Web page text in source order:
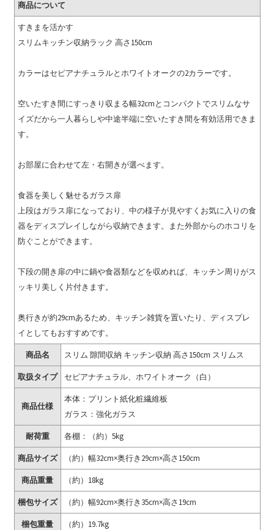
商品について
すきまを活かす
スリムキッチン収納ラック 高さ150cm
カラーはセピアナチュラルとホワイトオークの2カラーです。
空いたすき間にすっきり収まる幅32cmとコンパクトでスリムなサ
イズだから一人暮らしや中途半端に空いたすき間を有効活用できま
す。
お部屋に合わせて左・右開きが選べます。
食器を美しく魅せるガラス扉
上段はガラス扉になっており、中の様子が見やすくお気に入りの食
器をディスプレイしながら収納できます。また外部からのホコリを
防ぐことができます。
下段の開き扉の中に鍋や食器類などを収めれば、キッチン周りがス
ッキリ美しく片付きます。
奥行きが約29cmあるため、キッチン雑貨を置いたり、ディスプレ
イとしてもおすすめです。
商品名 スリム 隙間収納 キッチン収納 高さ150cm スリムス
取扱タイプ セピアナチュラル、ホワイトオーク（白）
商品仕様
本体：プリント紙化粧繊維板
ガラス：強化ガラス
耐荷重 各棚：（約）5kg
商品サイズ （約）幅32cm×奥行き29cm×高さ150cm
商品重量 （約）18kg
梱包サイズ （約）幅92cm×奥行き35cm×高さ19cm
梱包重量 （約）19.7kg